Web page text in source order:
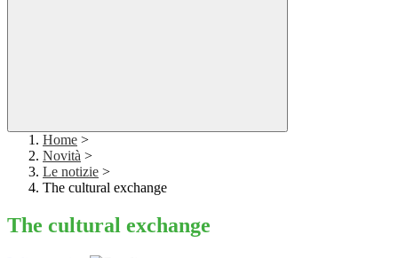
Home >
Novità >
Le notizie >
The cultural exchange
The cultural exchange